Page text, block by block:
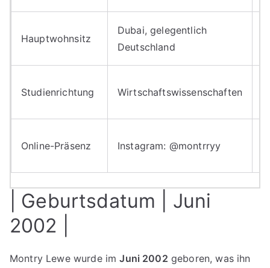
Hauptwohnsitz
Dubai, gelegentlich
Deutschland
Studienrichtung Wirtschaftswissenschaften
Online-Präsenz Instagram: @montrryy
| Geburtsdatum | Juni
2002 |
Montry Lewe wurde imJuni 2002 geboren, was ihn